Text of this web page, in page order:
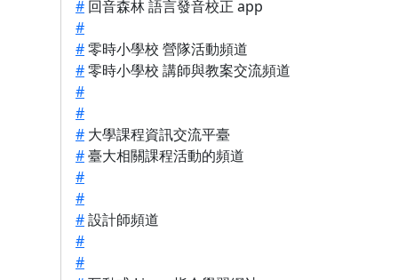
# 回音森林 語言發音校正 app
#
#零時小學校 營隊活動頻道
#零時小學校 講師與教案交流頻道
#
#
# 大學課程資訊交流平臺
#臺大相關課程活動的頻道
#
#
#設計師頻道
#
#